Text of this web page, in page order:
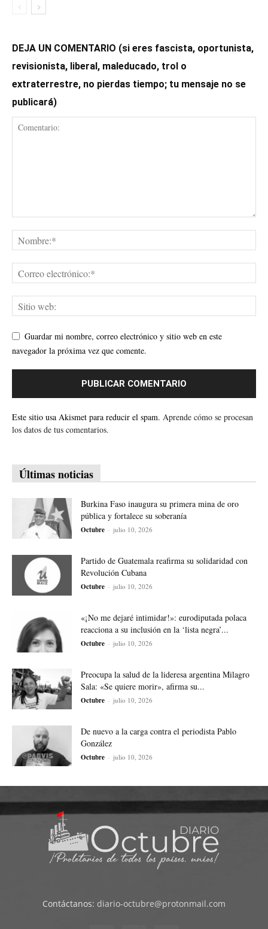
DEJA UN COMENTARIO (si eres fascista, oportunista,
revisionista, liberal, maleducado, trol o
extraterrestre, no pierdas tiempo; tu mensaje no se
publicará)
Guardar mi nombre, correo electrónico y sitio web en este
navegador la próxima vez que comente.
Este sitio usa Akismet para reducir el spam. Aprende cómo se procesan
los datos de tus comentarios.
Últimas noticias
Burkina Faso inaugura su primera mina de oro
pública y fortalece su soberanía
Octubre - julio 10, 2026
Partido de Guatemala reafirma su solidaridad con
Revolución Cubana
Octubre - julio 10, 2026
«¡No me dejaré intimidar!»: eurodiputada polaca
reacciona a su inclusión en la ‘lista negra’...
Octubre - julio 10, 2026
Preocupa la salud de la lideresa argentina Milagro
Sala: «Se quiere morir», afirma su...
Octubre - julio 10, 2026
De nuevo a la carga contra el periodista Pablo
González
Octubre - julio 10, 2026
Contáctanos: diario-octubre@protonmail.com